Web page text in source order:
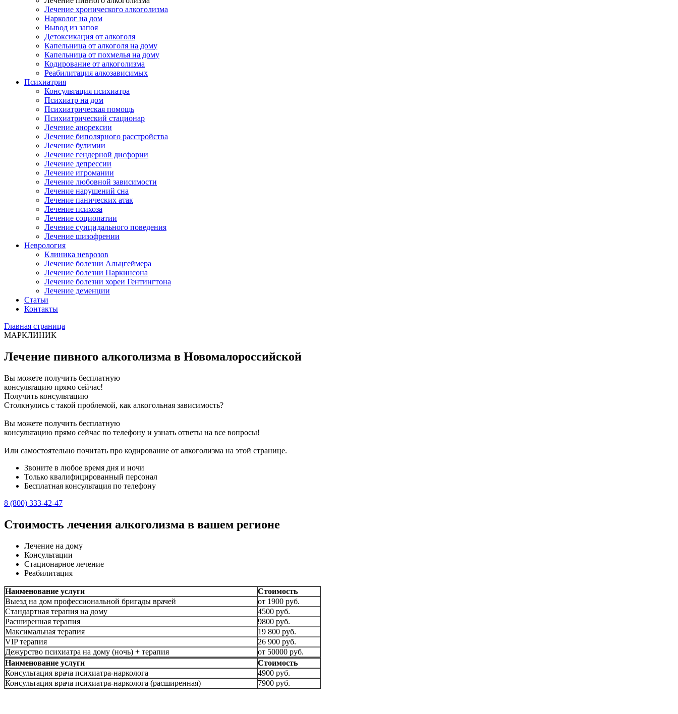
Лечение хронического алкоголизма
Нарколог на дом
Вывод из запоя
Детоксикация от алкоголя
Капельница от алкоголя на дому
Капельница от похмелья на дому
Кодирование от алкоголизма
Реабилитация алкозависимых
Психиатрия
Консультация психиатра
Психиатр на дом
Психиатрическая помощь
Психиатрический стационар
Лечение анорексии
Лечение биполярного расстройства
Лечение булимии
Лечение гендерной дисфории
Лечение депрессии
Лечение игромании
Лечение любовной зависимости
Лечение нарушений сна
Лечение панических атак
Лечение психоза
Лечение социопатии
Лечение суицидального поведения
Лечение шизофрении
Неврология
Клиника неврозов
Лечение болезни Альцгеймера
Лечение болезни Паркинсона
Лечение болезни хореи Гентингтона
Лечение деменции
Статьи
Контакты
Главная страница
МАРКЛИНИК
Лечение пивного алкоголизма в Новомалороссийской
Вы можете получить бесплатную
консультацию прямо сейчас!
Получить консультацию
Столкнулись с такой проблемой, как алкогольная зависимость?
Вы можете получить бесплатную
консультацию прямо сейчас по телефону и узнать ответы на все вопросы!
Или самостоятельно почитать про кодирование от алкоголизма на этой странице.
Звоните в любое время дня и ночи
Только квалифицированный персонал
Бесплатная консультация по телефону
8 (800) 333-42-47
Стоимость лечения алкоголизма в вашем регионе
Лечение на дому
Консультации
Стационарное лечение
Реабилитация
Наименование услуги
Стоимость
Выезд на дом профессиональной бригады врачей
от 1900 руб.
Стандартная терапия на дому
4500 руб.
Расширенная терапия
9800 руб.
Максимальная терапия
19 800 руб.
VIP терапия
26 900 руб.
Дежурство психиатра на дому (ночь) + терапия
от 50000 руб.
Наименование услуги
Стоимость
Консультация врача психиатра-нарколога
4900 руб.
Консультация врача психиатра-нарколога (расширенная)
7900 руб.